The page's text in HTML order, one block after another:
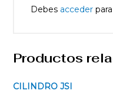
Debes accederpara
Productos
CILINDRO JSI